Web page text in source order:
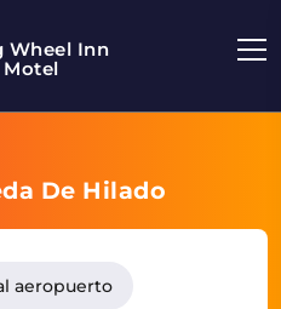
Wheel Inn
Motel
De Hilado
aeropuerto